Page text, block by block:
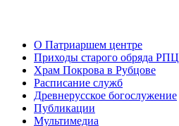
О Патриаршем центре
Приходы старого обряда РПЦ
Храм Покрова в Рубцове
Расписание служб
Древнерусское богослужение
Публикации
Мультимедиа